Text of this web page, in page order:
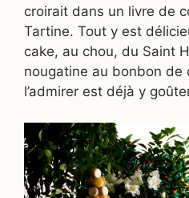
croirait dans un livre de
Tartine. Tout y est
cake, au chou, du Saint
nougatine au bonbon de
l’admirer est déjà y